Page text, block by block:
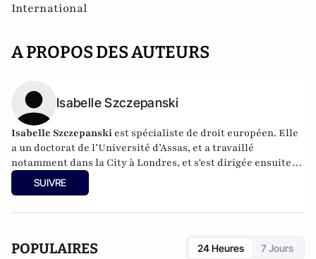
International
A PROPOS DES AUTEURS
Isabelle Szczepanski
Isabelle Szczepanski est spécialiste de droit européen. Elle
a un doctorat de l’Université d’Assas, et a travaillé
notamment dans la City à Londres, et s'est dirigée ensuite
vers le journalisme chez ElectronLibre, où elle suit les
sujets de prospective législative, en France, à Bruxelles et à
SUIVRE
POPULAIRES 24 Heures 7 Jours